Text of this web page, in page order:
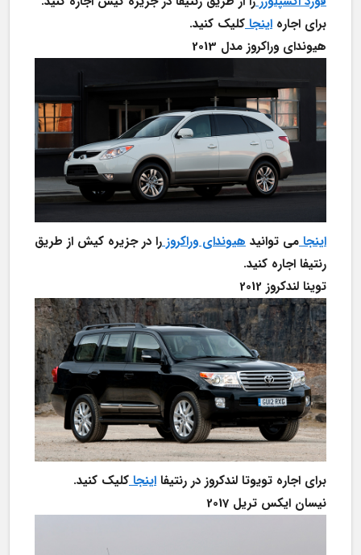
برای اجاره اینجا کلیک کنید.
هیوندای وراکروز مدل 2013
اینجا می توانید هیوندای وراکروز
رنتیفا اجاره کنید.
توینا لندکروز 2012
برای اجاره تویوتا لندکروز در رنتیفا اینجا کلیک کنید.
نیسان ایکس تریل 2017